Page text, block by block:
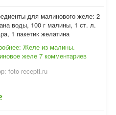
для малинового желе: 2
воды, 100 г малины, 1 ст. л.
1 пакетик желатина
Желе из малины.
желе 7 комментариев
foto-recepti.ru